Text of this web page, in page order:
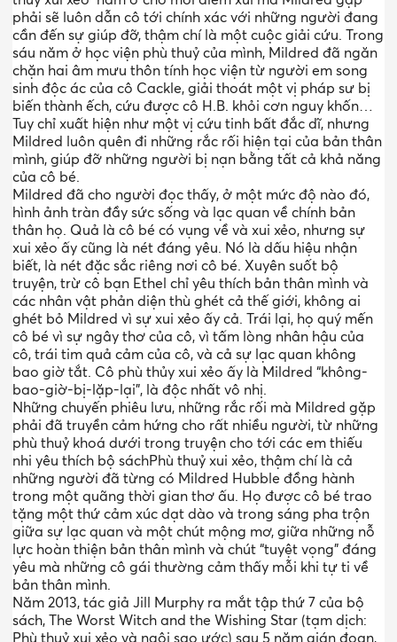
phải sẽ luôn dẫn cô tới chính xác với những người đang
cần đến sự giúp đỡ, thậm chí là một cuộc giải cứu. Trong
sáu năm ở học viện phù thuỷ của mình, Mildred đã ngăn
chặn hai âm mưu thôn tính học viện từ người em song
sinh độc ác của cô Cackle, giải thoát một vị pháp sư bị
biến thành ếch, cứu được cô H.B. khỏi cơn nguy khốn…
Tuy chỉ xuất hiện như một vị cứu tinh bất đắc dĩ, nhưng
Mildred luôn quên đi những rắc rối hiện tại của bản thân
mình, giúp đỡ những người bị nạn bằng tất cả khả năng
của cô bé.
Mildred đã cho người đọc thấy, ở một mức độ nào đó,
hình ảnh tràn đầy sức sống và lạc quan về chính bản
thân họ. Quả là cô bé có vụng về và xui xẻo, nhưng sự
xui xẻo ấy cũng là nét đáng yêu. Nó là dấu hiệu nhận
biết, là nét đặc sắc riêng nơi cô bé. Xuyên suốt bộ
truyện, trừ cô bạn Ethel chỉ yêu thích bản thân mình và
các nhân vật phản diện thù ghét cả thế giới, không ai
ghét bỏ Mildred vì sự xui xẻo ấy cả. Trái lại, họ quý mến
cô bé vì sự ngây thơ của cô, vì tấm lòng nhân hậu của
cô, trái tim quả cảm của cô, và cả sự lạc quan không
bao giờ tắt. Cô phù thủy xui xẻo ấy là Mildred “không-
bao-giờ-bị-lặp-lại”, là độc nhất vô nhị.
Những chuyến phiêu lưu, những rắc rối mà Mildred gặp
phải đã truyền cảm hứng cho rất nhiều người, từ những
phù thuỷ khoá dưới trong truyện cho tới các em thiếu
nhi yêu thích bộ sáchPhù thuỷ xui xẻo, thậm chí là cả
những người đã từng có Mildred Hubble đồng hành
trong một quãng thời gian thơ ấu. Họ được cô bé trao
tặng một thứ cảm xúc dạt dào và trong sáng pha trộn
giữa sự lạc quan và một chút mộng mơ, giữa những nỗ
lực hoàn thiện bản thân mình và chút “tuyệt vọng” đáng
yêu mà những cô gái thường cảm thấy mỗi khi tự ti về
bản thân mình.
Năm 2013, tác giả Jill Murphy ra mắt tập thứ 7 của bộ
sách, The Worst Witch and the Wishing Star (tạm dịch:
Phù thuỷ xui xẻo và ngôi sao ước) sau 5 năm gián đoạn,